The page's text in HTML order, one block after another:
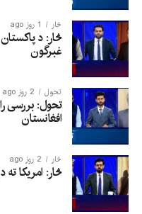
څار 1 روز ago
څار: د
غبرگون
تحول 2 روز ago
تحول: بررسی
افغانستان
څار 2 روز ago
څار: امریکا ته